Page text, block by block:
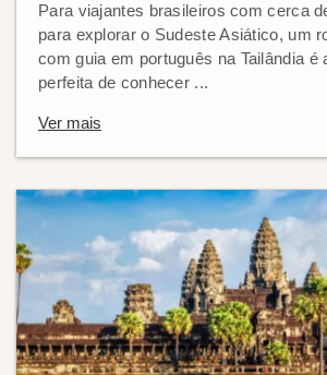
Para viajantes brasileiros com cerca
para explorar o Sudeste Asiático, um
com guia em português na Tailândia é
perfeita de conhecer ...
Ver mais